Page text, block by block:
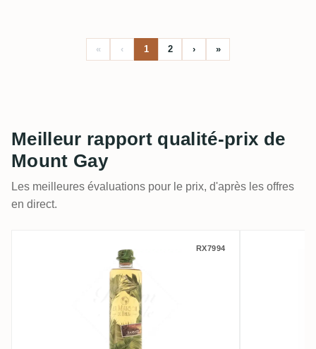
« ‹ 1 2 › »
Meilleur rapport qualité-prix de
Mount Gay
Les meilleures évaluations pour le prix, d'après les offres
en direct.
Dugas Mount Gay La Maison du Rhum
RX7994